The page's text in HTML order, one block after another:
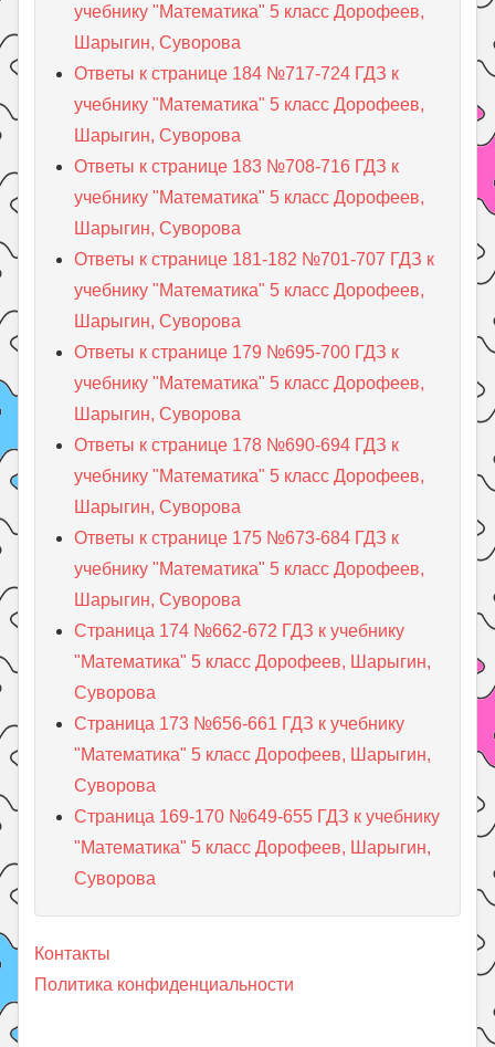
учебнику "Математика" 5 класс Дорофеев,
Шарыгин, Суворова
Ответы к странице 184 №717-724 ГДЗ к
учебнику "Математика" 5 класс Дорофеев,
Шарыгин, Суворова
Ответы к странице 183 №708-716 ГДЗ к
учебнику "Математика" 5 класс Дорофеев,
Шарыгин, Суворова
Ответы к странице 181-182 №701-707 ГДЗ к
учебнику "Математика" 5 класс Дорофеев,
Шарыгин, Суворова
Ответы к странице 179 №695-700 ГДЗ к
учебнику "Математика" 5 класс Дорофеев,
Шарыгин, Суворова
Ответы к странице 178 №690-694 ГДЗ к
учебнику "Математика" 5 класс Дорофеев,
Шарыгин, Суворова
Ответы к странице 175 №673-684 ГДЗ к
учебнику "Математика" 5 класс Дорофеев,
Шарыгин, Суворова
Страница 174 №662-672 ГДЗ к учебнику
"Математика" 5 класс Дорофеев, Шарыгин,
Суворова
Страница 173 №656-661 ГДЗ к учебнику
"Математика" 5 класс Дорофеев, Шарыгин,
Суворова
Страница 169-170 №649-655 ГДЗ к учебнику
"Математика" 5 класс Дорофеев, Шарыгин,
Суворова
Контакты
Политика конфиденциальности